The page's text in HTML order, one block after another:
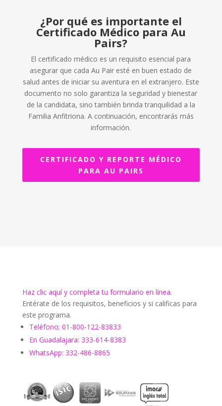
¿Por qué es importante el
Certificado Médico para Au
Pairs?
El certificado médico es un requisito esencial para
asegurar que cada Au Pair esté en buen estado de
salud antes de iniciar su aventura en el extranjero. Este
documento no solo garantiza la seguridad y bienestar
de la candidata, sino también brinda tranquilidad a la
Familia Anfitriona. A continuación, encontrarás más
información.
CERTIFICADO Y REPORTE MÉDICO
PARA AU PAIRS
Haz clic aquí y completa tu formulario en línea.
Entérate de los requisitos, beneficios y si calificas para
este programa.
Teléfono; 01-800-122-83833
En Guadalajara: 333-614-8383
WhatsApp: 332-486-8865